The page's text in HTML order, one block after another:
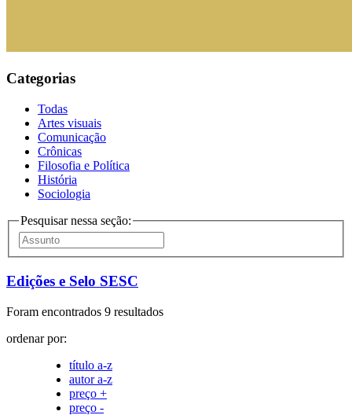
Categorias
Todas
Artes visuais
Comunicação
Crônicas
Filosofia e Política
História
Sociologia
Pesquisar nessa seção:
Edições e Selo SESC
Foram encontrados 9 resultados
ordenar por:
título a-z
autor a-z
preço +
preço -